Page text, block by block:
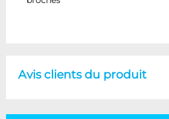
Avis clients du produit